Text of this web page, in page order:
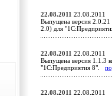
22.08.2011 23.08.2011
Выпущена версия
2.0) для
22.08.2011 22.08.2011
Выпущена версия 1.1.3
"1С:Предприятия 8".
22.08.2011 22.08.2011